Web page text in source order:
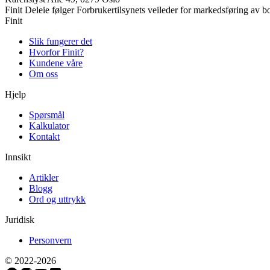
Finit Deleie følger Forbrukertilsynets veileder for markedsføring av
Finit
Slik fungerer det
Hvorfor Finit?
Kundene våre
Om oss
Hjelp
Spørsmål
Kalkulator
Kontakt
Innsikt
Artikler
Blogg
Ord og uttrykk
Juridisk
Personvern
© 2022-2026